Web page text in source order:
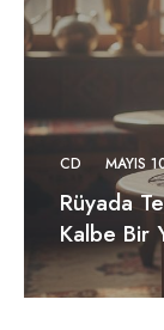
CD MAYIS
Rüyada
Kalbe Bir